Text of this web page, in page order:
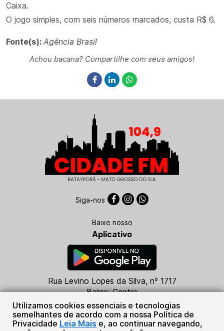
Caixa.
O jogo simples, com seis números marcados, custa R$ 6.
Fonte(s): Agência Brasil
Achou bacana? Compartilhe com seus amigos!
Utilizamos cookies essenciais e tecnologias
semelhantes de acordo com a nossa Política de
Privacidade Leia Mais e, ao continuar navegando,
Rua Levino Lopes da Silva, nº 1717
Bairro: Centro
CEP: 79760-000
Batayporã - MS
(67) 99684-5316
Siga-nos
Baixe nosso
Aplicativo